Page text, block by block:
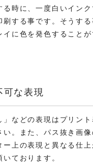
る時に、一度白いイン
刷する事です。そうす
イに色を発色すること
可な表現
」などの表現はプリン
い。また、パス抜き画
ー上の表現と異なる仕
ております。